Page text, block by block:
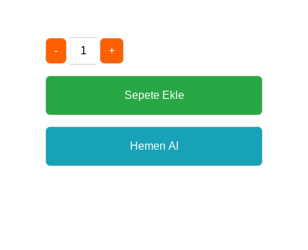
- +